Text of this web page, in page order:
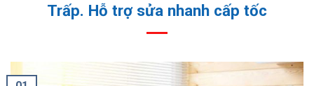
Trấp. Hỗ trợ sửa nhanh cấp tốc